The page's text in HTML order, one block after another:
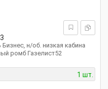
н/об. низкая кабина
ромб Газелист52
1 шт.